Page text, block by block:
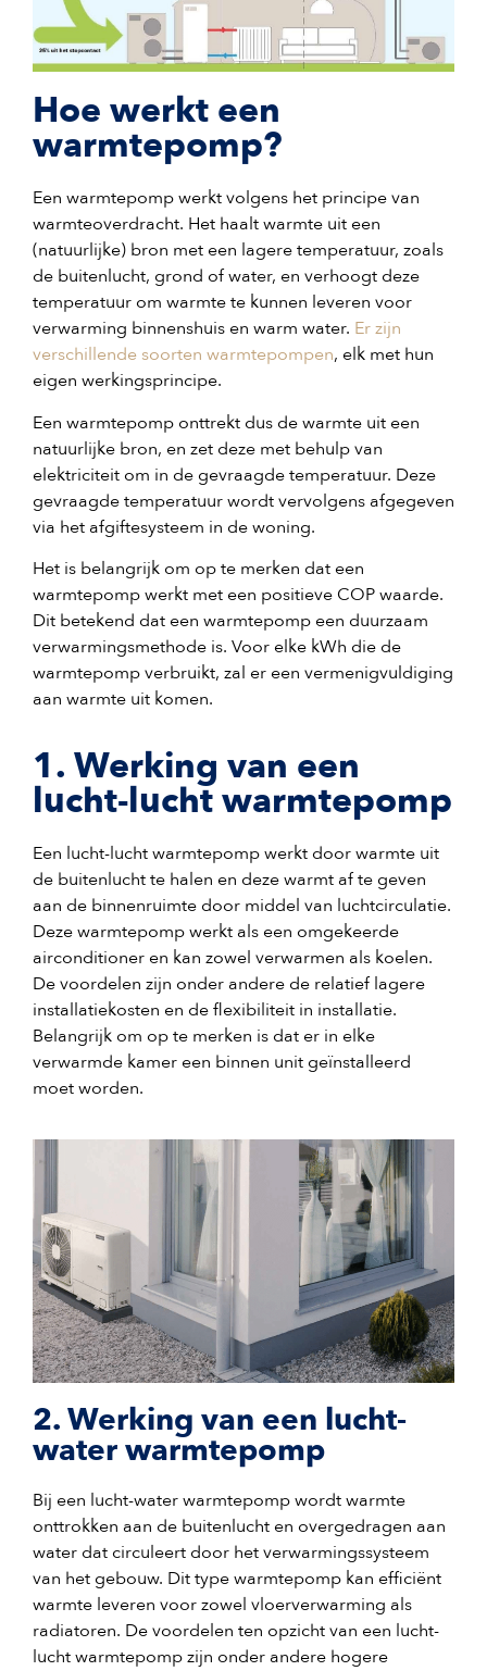
Hoe werkt een
warmtepomp?
Een warmtepomp werkt volgens het principe van
warmteoverdracht. Het haalt warmte uit een
(natuurlijke) bron met een lagere temperatuur, zoals
de buitenlucht, grond of water, en verhoogt deze
temperatuur om warmte te kunnen leveren voor
verwarming binnenshuis en warm water. Er zijn
verschillende soorten warmtepompen, elk met hun
eigen werkingsprincipe.
Een warmtepomp onttrekt dus de warmte uit een
natuurlijke bron, en zet deze met behulp van
elektriciteit om in de gevraagde temperatuur. Deze
gevraagde temperatuur wordt vervolgens afgegeven
via het afgiftesysteem in de woning.
Het is belangrijk om op te merken dat een
warmtepomp werkt met een positieve COP waarde.
Dit betekend dat een warmtepomp een duurzaam
verwarmingsmethode is. Voor elke kWh die de
warmtepomp verbruikt, zal er een vermenigvuldiging
aan warmte uit komen.
1. Werking van een
lucht-lucht warmtepomp
Een lucht-lucht warmtepomp werkt door warmte uit
de buitenlucht te halen en deze warmt af te geven
aan de binnenruimte door middel van luchtcirculatie.
Deze warmtepomp werkt als een omgekeerde
airconditioner en kan zowel verwarmen als koelen.
De voordelen zijn onder andere de relatief lagere
installatiekosten en de flexibiliteit in installatie.
Belangrijk om op te merken is dat er in elke
verwarmde kamer een binnen unit geïnstalleerd
moet worden.
2. Werking van een lucht-
water warmtepomp
Bij een lucht-water warmtepomp wordt warmte
onttrokken aan de buitenlucht en overgedragen aan
water dat circuleert door het verwarmingssysteem
van het gebouw. Dit type warmtepomp kan efficiënt
warmte leveren voor zowel vloerverwarming als
radiatoren. De voordelen ten opzicht van een lucht-
lucht warmtepomp zijn onder andere hogere